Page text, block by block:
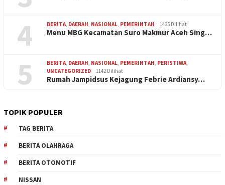
4 BERITA, DAERAH, NASIONAL, PEMERINTAH 1425 Dilihat
Menu MBG Kecamatan Suro Makmur Aceh Sing…
5 BERITA, DAERAH, NASIONAL, PEMERINTAH, PERISTIWA,
UNCATEGORIZED
1142 Dilihat
Rumah Jampidsus Kejagung Febrie Ardiansy…
TOPIK POPULER
TAG BERITA
BERITA OLAHRAGA
BERITA OTOMOTIF
NISSAN